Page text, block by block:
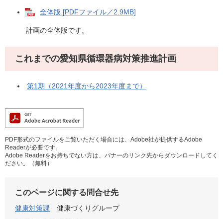
全体版 [PDFファイル／2.9MB]
計画の全体版です。
これまでの愛知県循環器病対策推進計画
第1期（2021年度から2023年度まで）
PDF形式のファイルをご覧いただく場合には、Adobe社が提供するAdobe
Readerが必要です。
Adobe Readerをお持ちでない方は、バナーのリンク先からダウンロードしてく
ださい。（無料）
このページに関する問合せ先
健康対策課
健康づくりグループ